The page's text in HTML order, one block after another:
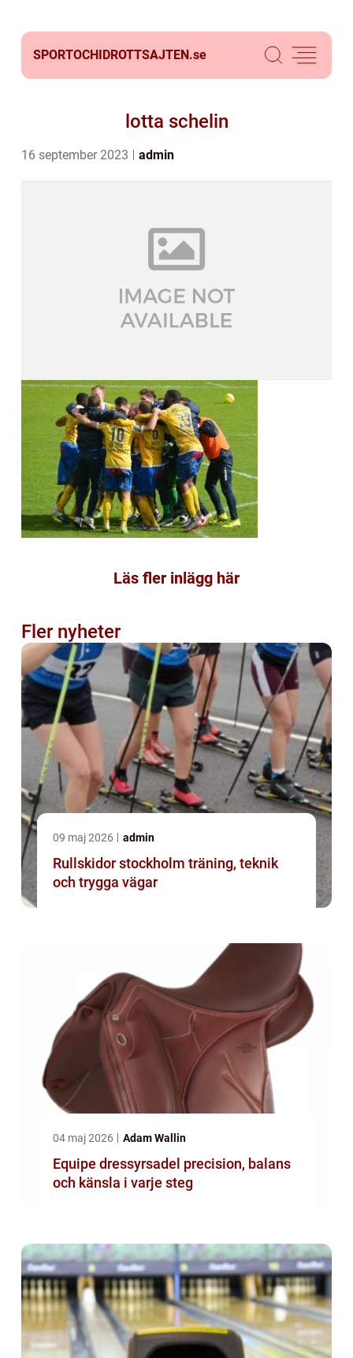
SPORTOCHIDROTTSAJTEN.se
lotta schelin
16 september 2023 admin
Läs fler inlägg här
Fler nyheter
09 maj 2026 admin
Rullskidor stockholm träning, teknik
och trygga vägar
04 maj 2026 Adam Wallin
Equipe dressyrsadel precision, balans
och känsla i varje steg